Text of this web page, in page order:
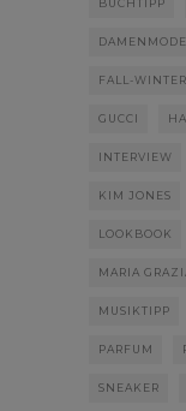
DAMENMODE
FALL-WINTER
GUCCI
INTERVIEW
KIM JONES
LOOKBOOK
MARIA
MUSIKTIPP
PARFUM
SNEAKER